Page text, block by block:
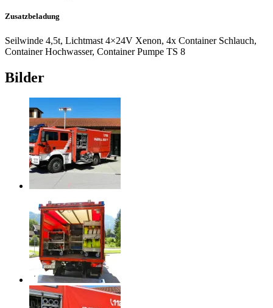
Zusatzbeladung
Seilwinde 4,5t, Lichtmast 4×24V Xenon, 4x Container Schlauch,
Container Hochwasser, Container Pumpe TS 8
Bilder